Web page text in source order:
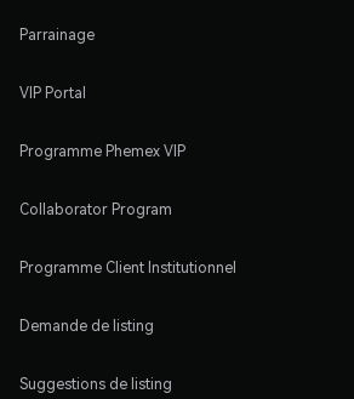
Parrainage
VIP Portal
Programme Phemex VIP
Collaborator Program
Programme Client Institutionnel
Demande de listing
Suggestions de listing